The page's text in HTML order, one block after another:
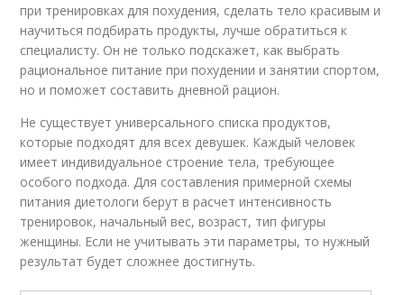
при тренировках для похудения, сделать тело красивым и
научиться подбирать продукты, лучше обратиться к
специалисту. Он не только подскажет, как выбрать
рациональное питание при похудении и занятии спортом,
но и поможет составить дневной рацион.
Не существует универсального списка продуктов,
которые подходят для всех девушек. Каждый человек
имеет индивидуальное строение тела, требующее
особого подхода. Для составления примерной схемы
питания диетологи берут в расчет интенсивность
тренировок, начальный вес, возраст, тип фигуры
женщины. Если не учитывать эти параметры, то нужный
результат будет сложнее достигнуть.